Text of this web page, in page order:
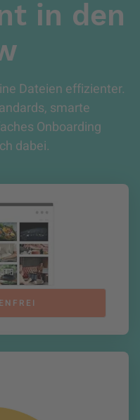
in den
Dateien effizienter.
smarte
Onboarding
dabei.